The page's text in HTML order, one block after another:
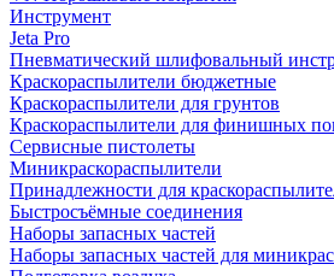
Инструмент
Jeta Pro
Пневматический шлифовальный
Краскораспылители бюджетные
Краскораспылители для грунтов
Краскораспылители для финишных
Сервисные пистолеты
Миникраскораспылители
Принадлежности для
Быстросъёмные соединения
Наборы запасных частей
Наборы запасных частей для